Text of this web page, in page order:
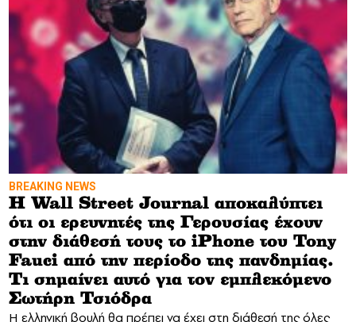
BREAKING NEWS
H Wall Street Journal αποκαλύπτει
ότι οι ερευνητές της Γερουσίας έχουν
στην διάθεσή τους το iPhone του Tony
Fauci από την περίοδο της πανδημίας.
Τι σημαίνει αυτό για τον εμπλεκόμενο
Σωτήρη Τσιόδρα
Η ελληνική βουλή θα πρέπει να έχει στη διάθεσή της όλες